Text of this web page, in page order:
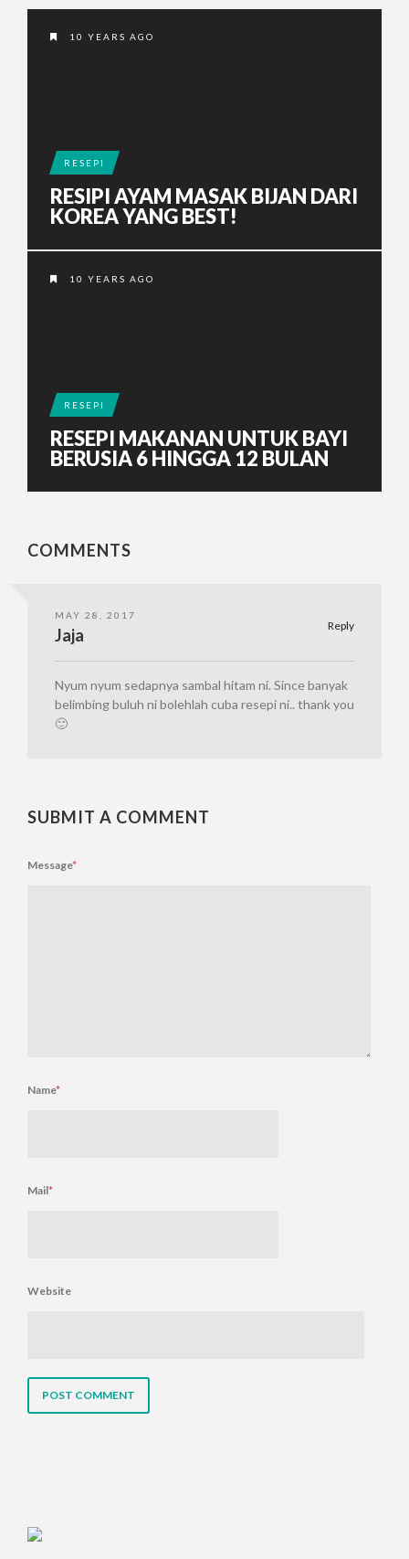
10 YEARS AGO
RESEPI
RESIPI AYAM MASAK BIJAN DARI
KOREA YANG BEST!
10 YEARS AGO
RESEPI
RESEPI MAKANAN UNTUK BAYI
BERUSIA 6 HINGGA 12 BULAN
COMMENTS
MAY 28, 2017
Reply
Jaja
Nyum nyum sedapnya sambal hitam ni. Since banyak
belimbing buluh ni bolehlah cuba resepi ni.. thank you
🙂
SUBMIT A COMMENT
Message*
Name*
Mail*
Website